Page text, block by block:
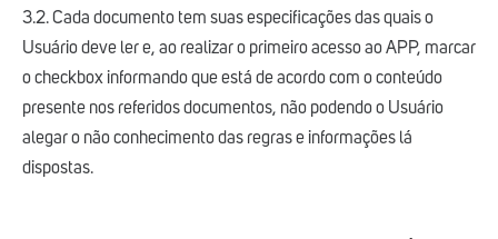
3.2. Cada documento tem suas especificações das quais o
Usuário deve ler e, ao realizar o primeiro acesso ao APP, marcar
o checkbox informando que está de acordo com o conteúdo
presente nos referidos documentos, não podendo o Usuário
alegar o não conhecimento das regras e informações lá
dispostas.